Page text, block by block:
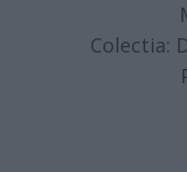
Colectia: